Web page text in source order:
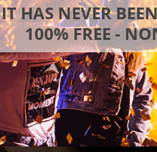
IT HAS NEVER
100% FREE -